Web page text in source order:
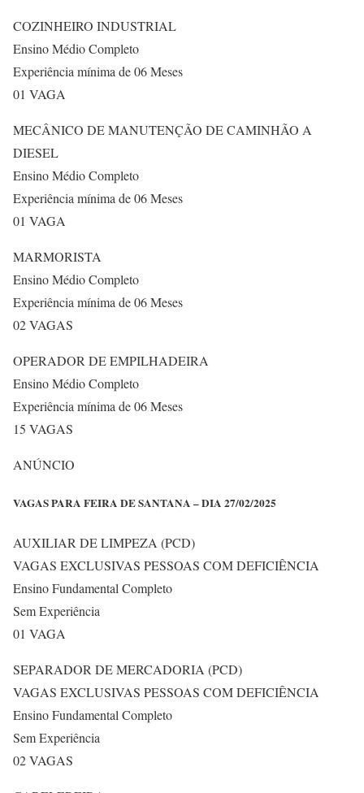
COZINHEIRO INDUSTRIAL
Ensino Médio Completo
Experiência mínima de 06 Meses
01 VAGA
MECÂNICO DE MANUTENÇÃO DE CAMINHÃO A
DIESEL
Ensino Médio Completo
Experiência mínima de 06 Meses
01 VAGA
MARMORISTA
Ensino Médio Completo
Experiência mínima de 06 Meses
02 VAGAS
OPERADOR DE EMPILHADEIRA
Ensino Médio Completo
Experiência mínima de 06 Meses
15 VAGAS
ANÚNCIO
VAGAS PARA FEIRA DE SANTANA – DIA 27/02/2025
AUXILIAR DE LIMPEZA (PCD)
VAGAS EXCLUSIVAS PESSOAS COM DEFICIÊNCIA
Ensino Fundamental Completo
Sem Experiência
01 VAGA
SEPARADOR DE MERCADORIA (PCD)
VAGAS EXCLUSIVAS PESSOAS COM DEFICIÊNCIA
Ensino Fundamental Completo
Sem Experiência
02 VAGAS